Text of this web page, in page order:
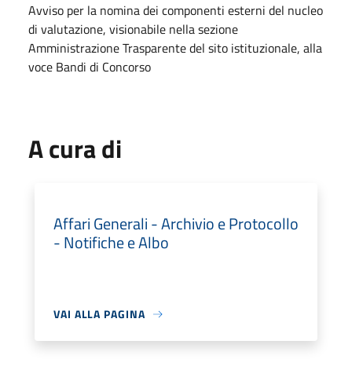
Avviso per la nomina dei componenti esterni del nucleo
di valutazione, visionabile nella sezione
Amministrazione Trasparente del sito istituzionale, alla
voce Bandi di Concorso
A cura di
Affari Generali - Archivio e Protocollo
- Notifiche e Albo
VAI ALLA PAGINA